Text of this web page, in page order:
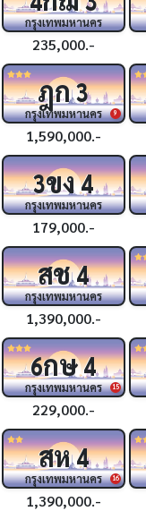
กรุงเทพมหานคร
235,000.-
9
ฎก3
กรุงเทพมหานคร
1,590,000.-
3ขง4
กรุงเทพมหานคร
179,000.-
สช4
กรุงเทพมหานคร
1,390,000.-
15
6กษ4
กรุงเทพมหานคร
229,000.-
16
สห4
กรุงเทพมหานคร
1,390,000.-